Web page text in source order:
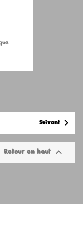
Suivant 
Retour en haut 